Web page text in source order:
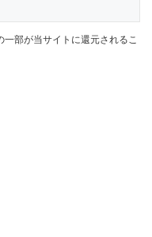
部が当サイトに還元されるこ